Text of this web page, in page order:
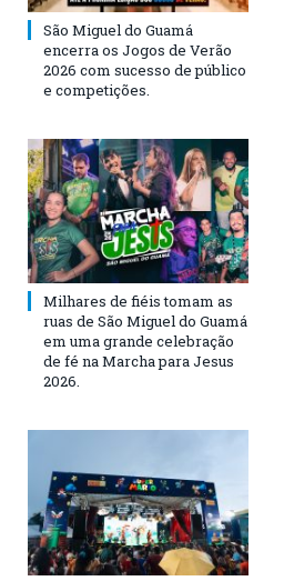
São Miguel do Guamá
encerra os Jogos de Verão
2026 com sucesso de público
e competições.
Milhares de fiéis tomam as
ruas de São Miguel do Guamá
em uma grande celebração
de fé na Marcha para Jesus
2026.